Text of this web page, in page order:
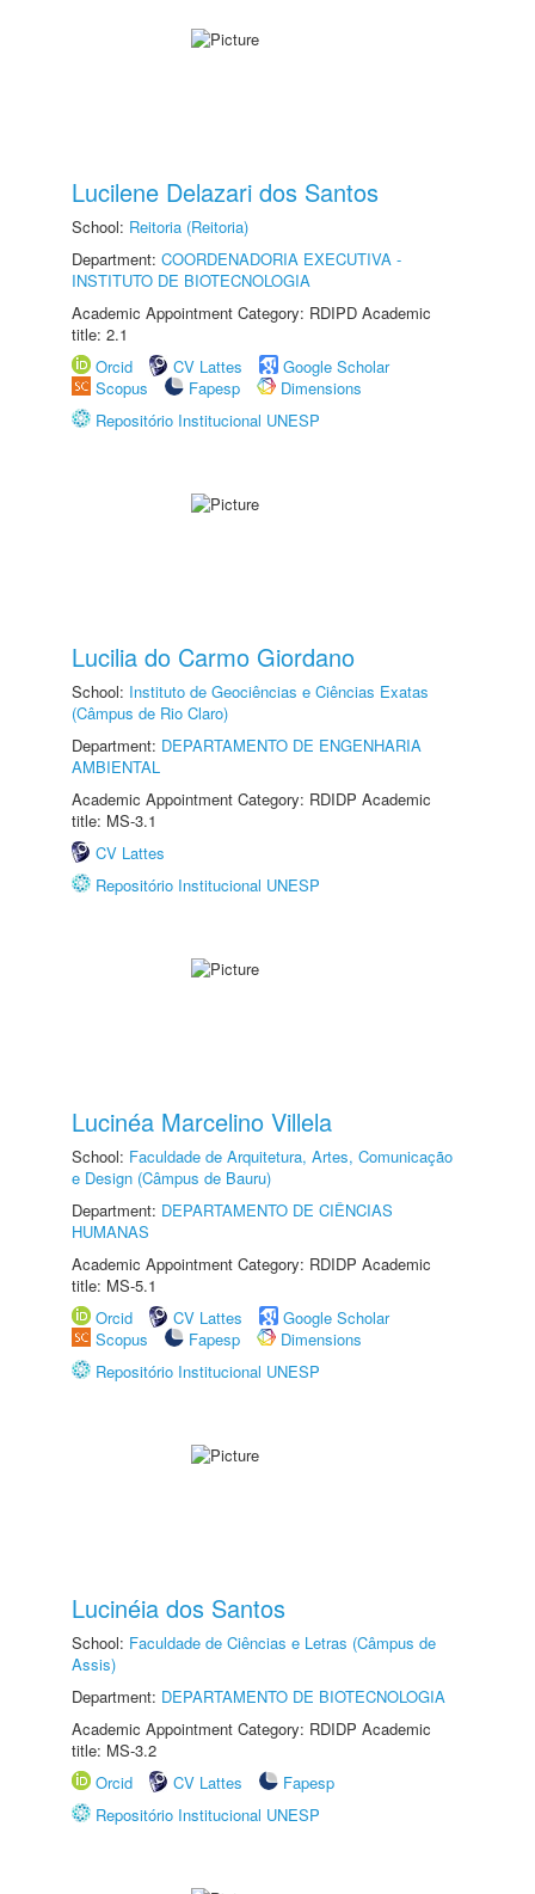
Lucilene Delazari dos Santos
School: Reitoria (Reitoria)
Department: COORDENADORIA EXECUTIVA -
INSTITUTO DE BIOTECNOLOGIA
Academic Appointment Category: RDIPD Academic
title: 2.1
Orcid
CV Lattes
Google Scholar
Scopus
Fapesp
Dimensions
Repositório Institucional UNESP
Lucilia do Carmo Giordano
School: Instituto de Geociências e Ciências Exatas
(Câmpus de Rio Claro)
Department: DEPARTAMENTO DE ENGENHARIA
AMBIENTAL
Academic Appointment Category: RDIDP Academic
title: MS-3.1
CV Lattes
Repositório Institucional UNESP
Lucinéa Marcelino Villela
School: Faculdade de Arquitetura, Artes, Comunicação
e Design (Câmpus de Bauru)
Department: DEPARTAMENTO DE CIÊNCIAS
HUMANAS
Academic Appointment Category: RDIDP Academic
title: MS-5.1
Orcid
CV Lattes
Google Scholar
Scopus
Fapesp
Dimensions
Repositório Institucional UNESP
Lucinéia dos Santos
School: Faculdade de Ciências e Letras (Câmpus de
Assis)
Department: DEPARTAMENTO DE BIOTECNOLOGIA
Academic Appointment Category: RDIDP Academic
title: MS-3.2
Orcid
CV Lattes
Fapesp
Repositório Institucional UNESP